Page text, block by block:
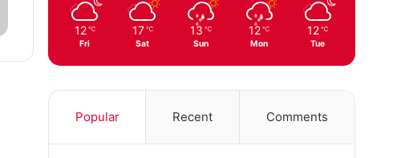
12 ℃
Fri
17 ℃
Sat
13 ℃
Sun
12 ℃
Mon
12 ℃
Tue
Popular Recent Comments